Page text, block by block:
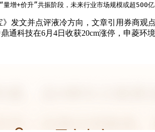
增+价升”共振阶段，未来行业市场规模或超500
》发文并点评液冷方向，文章引用券商
通科技在6月4日收获20cm涨停，申菱环境